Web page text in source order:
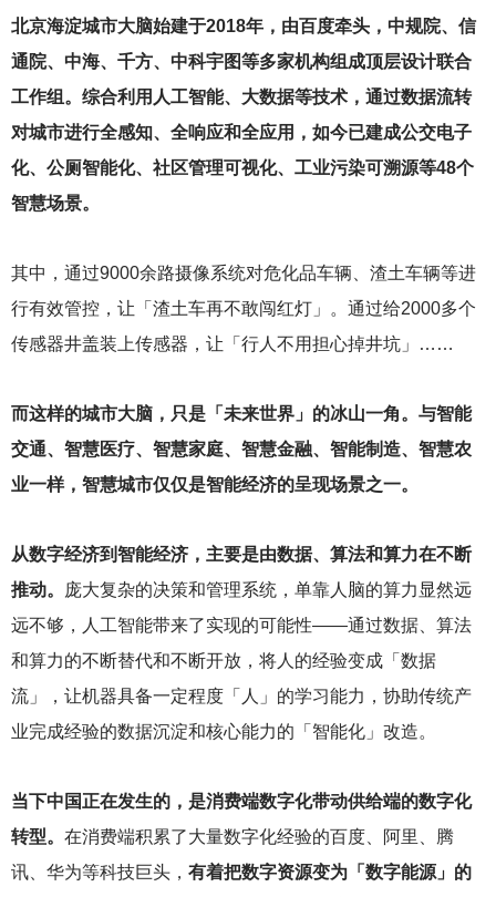
北京海淀城市大脑始建于2018年，由百度牵头，中规院、信
通院、中海、千方、中科宇图等多家机构组成顶层设计联合
工作组。综合利用人工智能、大数据等技术，通过数据流转
对城市进行全感知、全响应和全应用，如今已建成公交电子
化、公厕智能化、社区管理可视化、工业污染可溯源等48个
智慧场景。
其中，通过9000余路摄像系统对危化品车辆、渣土车辆等进
行有效管控，让「渣土车再不敢闯红灯」。通过给2000多个
传感器井盖装上传感器，让「行人不用担心掉井坑」……
而这样的城市大脑，只是「未来世界」的冰山一角。与智能
交通、智慧医疗、智慧家庭、智慧金融、智能制造、智慧农
业一样，智慧城市仅仅是智能经济的呈现场景之一。
从数字经济到智能经济，主要是由数据、算法和算力在不断
推动。
庞大复杂的决策和管理系统，单靠人脑的算力显然远
远不够，人工智能带来了实现的可能性——通过数据、算法
和算力的不断替代和不断开放，将人的经验变成「数据
流」，让机器具备一定程度「人」的学习能力，协助传统产
业完成经验的数据沉淀和核心能力的「智能化」改造。
当下中国正在发生的，是消费端数字化带动供给端的数字化
转型。 在消费端积累了大量数字化经验的百度、阿里、腾
讯、华为等科技巨头， 有着把数字资源变为「数字能源」的